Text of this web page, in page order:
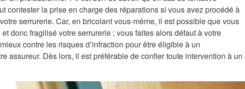
contester la prise en charge des réparations si vous avez procédé à
serrurerie. Car, en bricolant vous-même, il est possible que vous
donc fragilisé votre serrurerie ; vous faites alors défaut à votre
contre les risques d’infraction pour être éligible à un
assureur. Dès lors, il est préférable de confier toute intervention à un